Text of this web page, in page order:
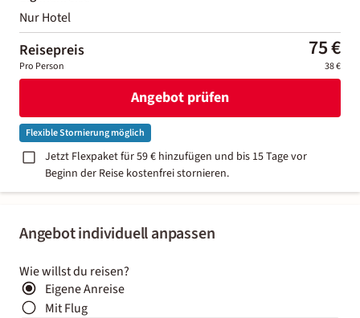
Angebot individuell anpassen
Wie willst du reisen?
Eigene Anreise
Mit Flug
Nur Hotel
Reisepreis 75 €
Pro Person 38 €
Angebot prüfen
Flexible Stornierung möglich
Jetzt Flexpaket für 59 € hinzufügen und bis 15 Tage vor
Beginn der Reise kostenfrei stornieren.